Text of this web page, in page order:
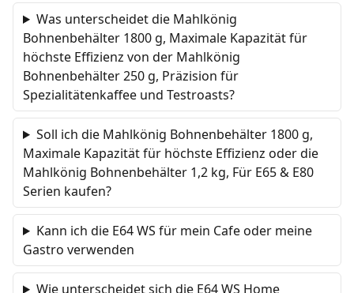
Was unterscheidet die Mahlkönig
Bohnenbehälter 1800 g, Maximale Kapazität für
höchste Effizienz von der Mahlkönig
Bohnenbehälter 250 g, Präzision für
Spezialitätenkaffee und Testroasts?
Soll ich die Mahlkönig Bohnenbehälter 1800 g,
Maximale Kapazität für höchste Effizienz oder die
Mahlkönig Bohnenbehälter 1,2 kg, Für E65 & E80
Serien kaufen?
Kann ich die E64 WS für mein Cafe oder meine
Gastro verwenden
Wie unterscheidet sich die E64 WS Home